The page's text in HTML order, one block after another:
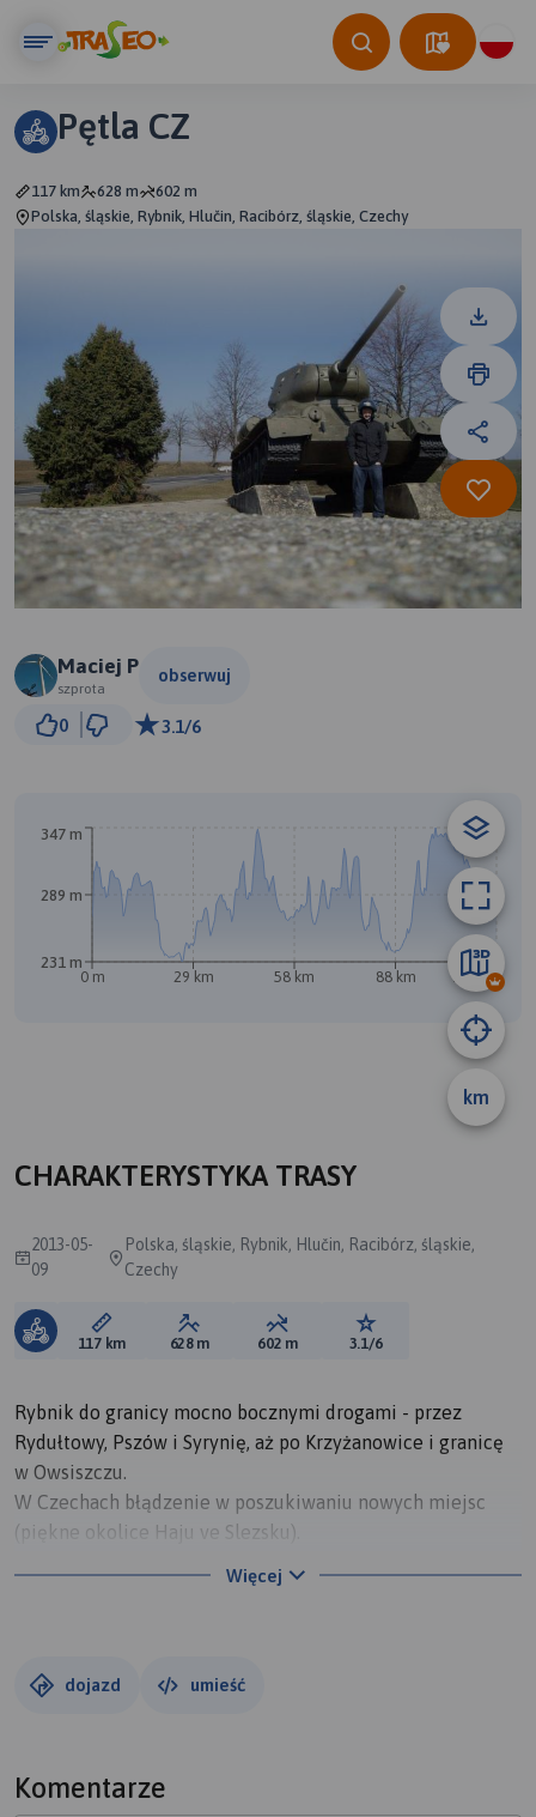
Pętla CZ
117 km 628 m
602 m
Polska, śląskie, Rybnik, Hlučin, Racibórz, śląskie, Czechy
Maciej P
szprota
obserwuj
0 3.1/6
B
A
km
0 m 29 km 58 km 88 km 117 km
231 m
289 m
347 m
CHARAKTERYSTYKA TRASY
2013-05-
09
Polska, śląskie, Rybnik, Hlučin, Racibórz, śląskie,
Czechy
Długość trasy:
117 km Suma przewyższeń:
628 m Suma spadków:
602 m Ocena trasy:
3.1/6
Rybnik do granicy mocno bocznymi drogami - przez
Rydułtowy, Pszów i Syrynię, aż po Krzyżanowice i granicę
w Owsiszczu.
W Czechach błądzenie w poszukiwaniu nowych miejsc
(piękne okolice Haju ve Slezsku).
Raciborza z zawsze tańszą benzyną na stacji Auchan przy
Więcej
dojazd umieść
Komentarze